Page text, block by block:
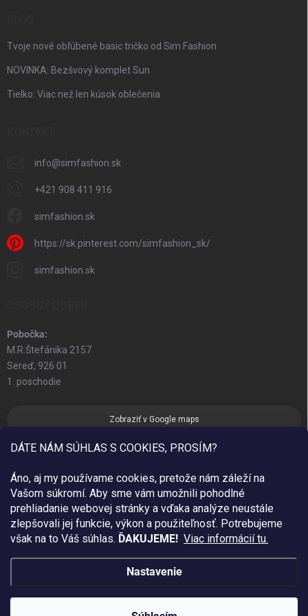
DÁTE NÁM SÚHLAS S COOKIES, PROSÍM?
Áno, aj my používame cookies, pretože nám záleží na
Vašom súkromí. Aby sme vám umožnili pohodlné
prehliadanie webovej stránky a vďaka analýze neustále
zlepšovali jej funkcie, výkon a použiteľnosť. Potrebujeme
však na to Váš súhlas. ĎAKUJEME! Viac informácií tu.
Nastavenie
Tvoje nové obľúbené basic tričko od Sim Fashion
NOVINKA: Bezšvový komplet Sun
Tielko: Viac než len kúsok oblečenia
info@simfashion.sk
+421 908 411 916
simfashion.sk
https://sk.pinterest.com/simfashion_sk/
simfashion.sk
Pobočka:
M.R.Štefánika 2157
Sereď, 926 01
1. poschodie
Zobraziť v Google maps